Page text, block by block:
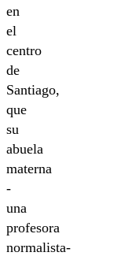
en
el
centro
de
Santiago,
que
su
abuela
materna
-
una
profesora
normalista-